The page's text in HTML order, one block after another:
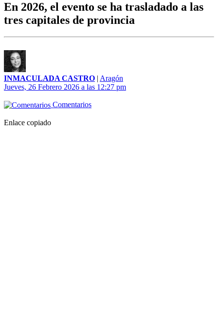
En 2026, el evento se ha trasladado a las
tres capitales de provincia
INMACULADA CASTRO | Aragón
Jueves, 26 Febrero 2026 a las 12:27 pm
Comentarios
Enlace copiado